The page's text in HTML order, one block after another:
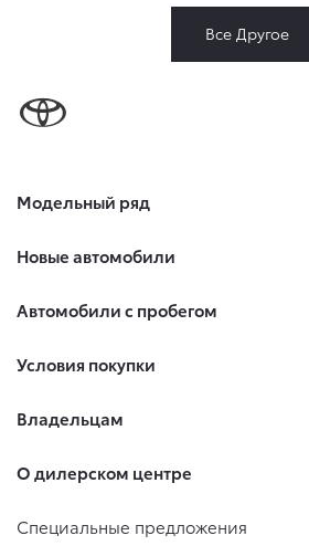
Все Другое
Модельный ряд
Новые автомобили
Автомобили с пробегом
Условия покупки
Владельцам
О дилерском центре
Специальные предложения